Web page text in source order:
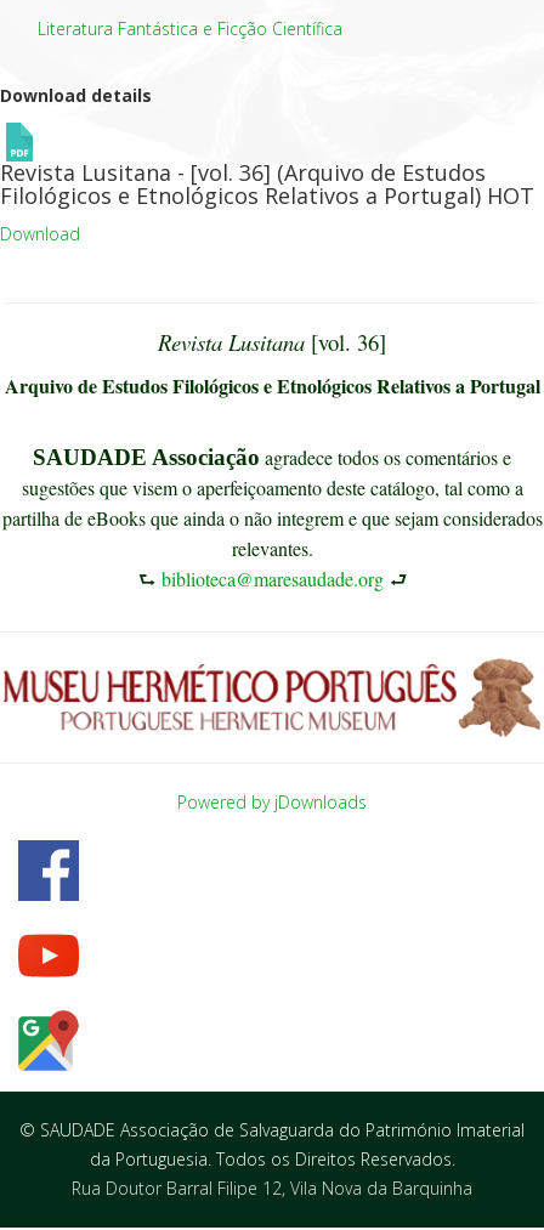
Literatura Fantástica e Ficção Científica
Download details
Revista Lusitana - [vol. 36] (Arquivo de Estudos
Filológicos e Etnológicos Relativos a Portugal) HOT
Download
Revista Lusitana [vol. 36]
Arquivo de Estudos Filológicos e Etnológicos Relativos a Portugal
SAUDADE Associação agradece todos os comentários e
sugestões que visem o aperfeiçoamento deste catálogo, tal como a
partilha de eBooks que ainda o não integrem e que sejam considerados
relevantes.
⮑ biblioteca@maresaudade.org⮐
Powered by jDownloads
© SAUDADE Associação de Salvaguarda do Património Imaterial
da Portuguesia. Todos os Direitos Reservados.
Rua Doutor Barral Filipe 12, Vila Nova da Barquinha